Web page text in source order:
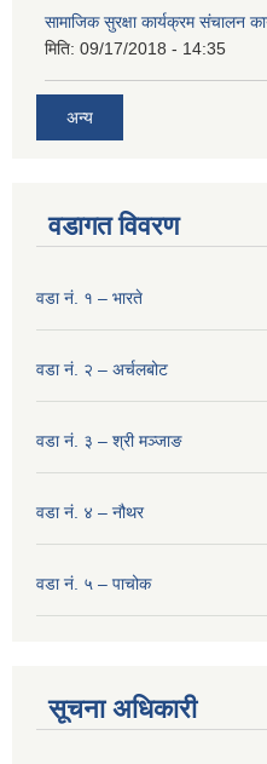
सामाजिक सुरक्षा कार्यक्रम संचालन
मिति: 09/17/2018 - 14:35
अन्य
वडागत विवरण
वडा नं. १ – भारते
वडा नं. २ – अर्चलबोट
वडा नं. ३ – श्री मञ्‍जाङ
वडा नं. ४ – नौथर
वडा नं. ५ – पाचोक
सूचना अधिकारी